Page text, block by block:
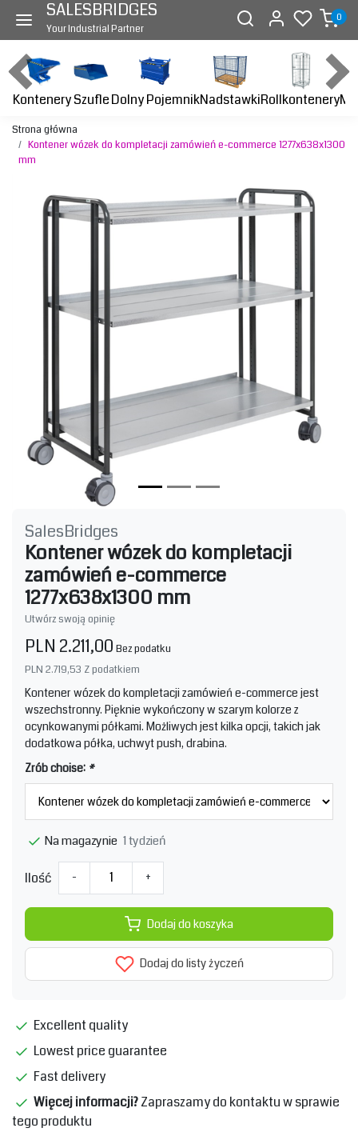
SALESBRIDGES
Your Industrial Partner
0
KontenerySzufleDolny PojemnikNadstawkiRollkontenery
Strona główna
Kontener wózek do kompletacji zamówień e-commerce 1277x638x1300
mm
SalesBridges
Kontener wózek do kompletacji
zamówień e-commerce
1277x638x1300 mm
Utwórz swoją opinię
PLN 2.211,00 Bez podatku
PLN 2.719,53 Z podatkiem
Kontener wózek do kompletacji zamówień e-commerce jest
wszechstronny. Pięknie wykończony w szarym kolorze z
ocynkowanymi półkami. Możliwych jest kilka opcji, takich jak
dodatkowa półka, uchwyt push, drabina.
Zrób choise: *
Na magazynie 1 tydzień
Ilość - +
Dodaj do koszyka
Dodaj do listy życzeń
Excellent quality
Lowest price guarantee
Fast delivery
Więcej informacji?Zapraszamy do kontaktu w sprawie
tego produktu